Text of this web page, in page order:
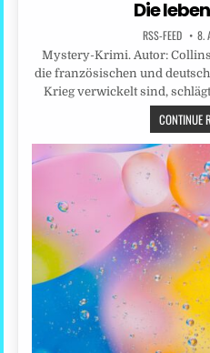
Die
RSS-FEED 8.
Mystery-Krimi. Autor:
die französischen und
Krieg verwickelt sind,
CONTINUE